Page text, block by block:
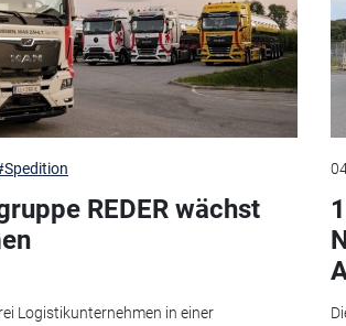
REDER wächst
Logistikunternehmen in einer